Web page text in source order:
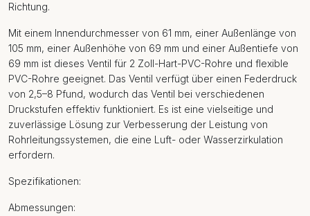
Richtung.
Mit einem Innendurchmesser von 61 mm, einer Außenlänge von
105 mm, einer Außenhöhe von 69 mm und einer Außentiefe von
69 mm ist dieses Ventil für 2 Zoll-Hart-PVC-Rohre und flexible
PVC-Rohre geeignet. Das Ventil verfügt über einen Federdruck
von 2,5–8 Pfund, wodurch das Ventil bei verschiedenen
Druckstufen effektiv funktioniert. Es ist eine vielseitige und
zuverlässige Lösung zur Verbesserung der Leistung von
Rohrleitungssystemen, die eine Luft- oder Wasserzirkulation
erfordern.
Spezifikationen:
Abmessungen: